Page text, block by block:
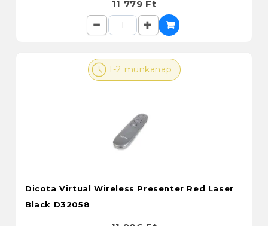
11 779 Ft
1-2 munkanap
Dicota Virtual Wireless Presenter Red Laser
Black D32058